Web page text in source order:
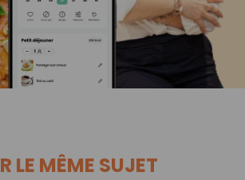
LE MÊME SUJET